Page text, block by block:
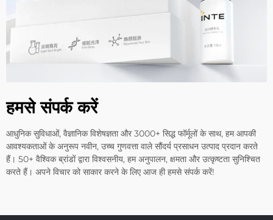
हमसे संपर्क करें
आधुनिक सुविधाओं, वैज्ञानिक विशेषज्ञता और 3000+ सिद्ध फॉर्मूलों के साथ, हम आपकी
आवश्यकताओं के अनुरूप नवीन, उच्च गुणवत्ता वाले सौंदर्य प्रसाधन उत्पाद प्रदान करते
हैं। 50+ वैश्विक ब्रांडों द्वारा विश्वसनीय, हम अनुपालन, क्षमता और उत्कृष्टता सुनिश्चित
करते हैं। अपने विचार को साकार करने के लिए आज ही हमसे संपर्क करें!